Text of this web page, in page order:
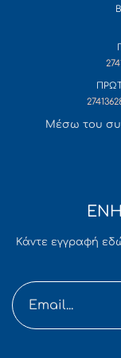
Mέσω του
Κάντε εγγραφή